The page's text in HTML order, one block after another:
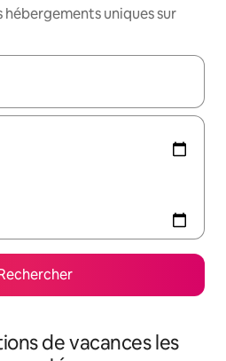
hébergements uniques sur
utilisez les flèches vers le
de vacances les